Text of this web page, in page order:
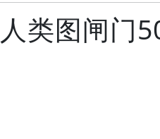
人类图闸门